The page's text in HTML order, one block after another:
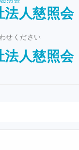
法人慈照会
せください
法人慈照会